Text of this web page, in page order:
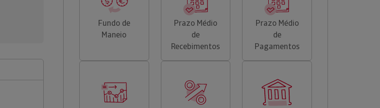
Fundo de
Maneio
Prazo Médio
de
Recebimentos
Prazo Médio
de
Pagamentos